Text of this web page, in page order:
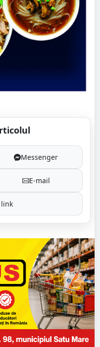
Messenger
E-mail
link